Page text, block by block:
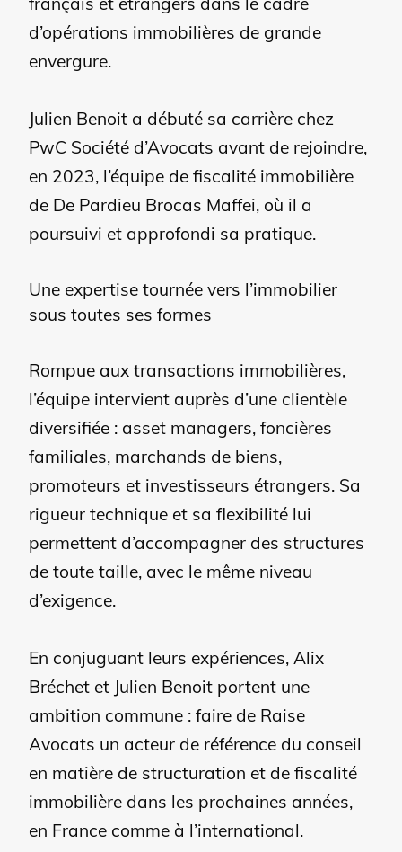
d’opérations immobilières de grande
envergure.
Julien Benoit a débuté sa carrière chez
PwC Société d’Avocats avant de rejoindre,
en 2023, l’équipe de fiscalité immobilière
de De Pardieu Brocas Maffei, où il a
poursuivi et approfondi sa pratique.
Une expertise tournée vers l’immobilier
sous toutes ses formes
Rompue aux transactions immobilières,
l’équipe intervient auprès d’une clientèle
diversifiée : asset managers, foncières
familiales, marchands de biens,
promoteurs et investisseurs étrangers. Sa
rigueur technique et sa flexibilité lui
permettent d’accompagner des structures
de toute taille, avec le même niveau
d’exigence.
En conjuguant leurs expériences, Alix
Bréchet et Julien Benoit portent une
ambition commune : faire de Raise
Avocats un acteur de référence du conseil
en matière de structuration et de fiscalité
immobilière dans les prochaines années,
en France comme à l’international.